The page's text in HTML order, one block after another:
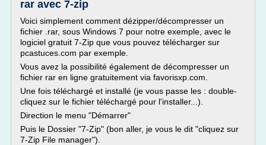
rar avec 7-zip
Voici simplement comment dézipper/décompresser un
fichier .rar, sous Windows 7 pour notre exemple, avec le
logiciel gratuit 7-Zip que vous pouvez télécharger sur
pcastuces.com par exemple.
Vous avez la possibilité également de décompresser un
fichier rar en ligne gratuitement via favorisxp.com.
Une fois téléchargé et installé (je vous passe les : double-
cliquez sur le fichier téléchargé pour l'installer...).
Direction le menu "Démarrer"
Puis le Dossier "7-Zip" (bon aller, je vous le dit "cliquez sur
7-Zip File manager").